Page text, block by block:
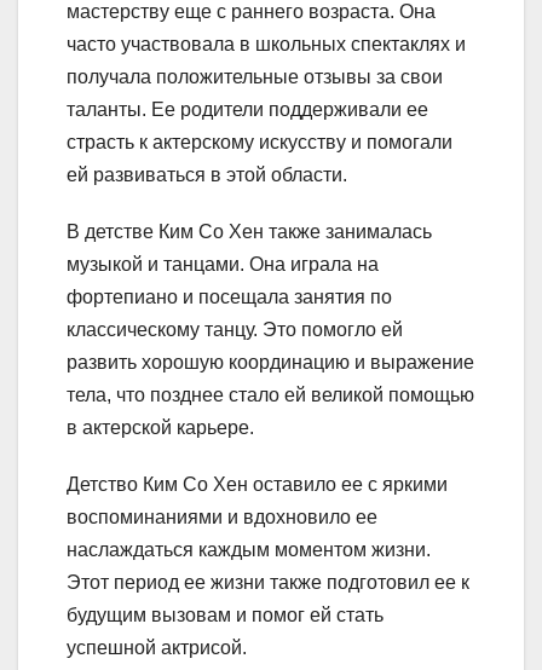
мастерству еще с раннего возраста. Она
часто участвовала в школьных спектаклях и
получала положительные отзывы за свои
таланты. Ее родители поддерживали ее
страсть к актерскому искусству и помогали
ей развиваться в этой области.
В детстве Ким Со Хен также занималась
музыкой и танцами. Она играла на
фортепиано и посещала занятия по
классическому танцу. Это помогло ей
развить хорошую координацию и выражение
тела, что позднее стало ей великой помощью
в актерской карьере.
Детство Ким Со Хен оставило ее с яркими
воспоминаниями и вдохновило ее
наслаждаться каждым моментом жизни.
Этот период ее жизни также подготовил ее к
будущим вызовам и помог ей стать
успешной актрисой.